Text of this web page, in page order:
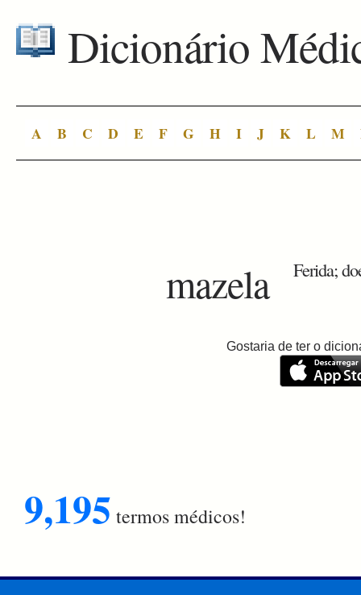
Dicionário
A B C D E F G H I J K L M
mazela Ferida;
Gostaria de ter o
9,195 termos médicos!